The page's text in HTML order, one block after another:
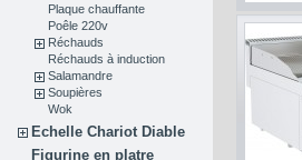
Plaque chauffante
Poêle 220v
Réchauds
Réchauds à induction
Salamandre
Soupières
Wok
Echelle Chariot Diable
Figurine en platre